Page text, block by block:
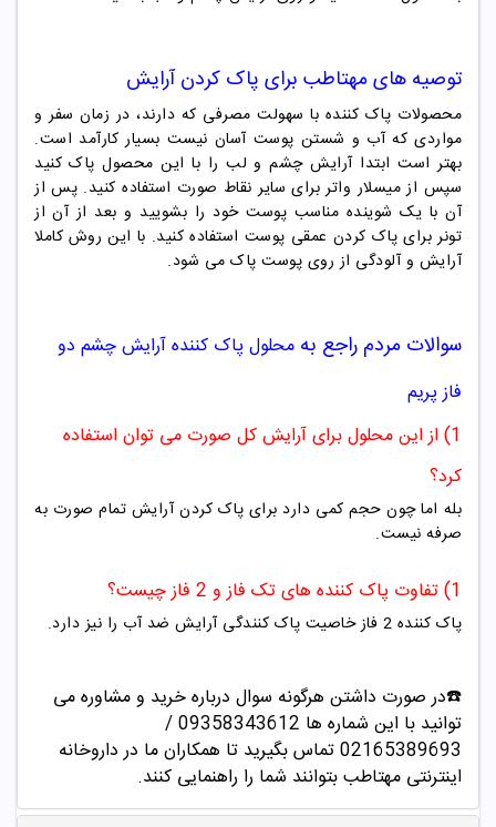
توصیه های مهتاطب برای پاک کردن آرایش
محصولات پاک کننده با سهولت مصرفی که دارند، در زمان سفر و
مواردی که آب و شستن پوست آسان نیست بسیار کارآمد است.
بهتر است ابتدا آرایش چشم و لب را با این محصول پاک کنید
سپس از میسلار واتر برای سایر نقاط صورت استفاده کنید. پس از
آن با یک شوینده مناسب پوست خود را بشویید و بعد از آن از
تونر برای پاک کردن عمقی پوست استفاده کنید. با این روش کاملا
آرایش و آلودگی از روی پوست پاک می شود.
سوالات مردم راجع به محلول پاک کننده آرایش چشم دو
فاز پریم
1) از این محلول برای آرایش کل صورت می توان استفاده
کرد؟
بله اما چون حجم کمی دارد برای پاک کردن آرایش تمام صورت به
صرفه نیست.
1) تفاوت پاک کننده های تک فاز و 2 فاز چیست؟
پاک کننده 2 فاز خاصیت پاک کنندگی آرایش ضد آب را نیز دارد.
☎️در صورت داشتن هرگونه سوال درباره خرید و مشاوره می
توانید با این شماره ها 09358343612 /
02165389693تماس بگیرید تا همکاران ما در داروخانه
اینترنتی مهتاطب بتوانند شما را راهنمایی کنند.